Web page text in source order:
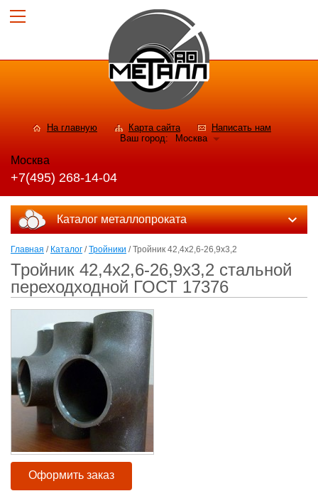
На главную Карта сайта
Написать нам
Ваш город:
Москва
Москва
+7(495) 268-14-04
Каталог металлопроката
Главная / Каталог /Тройники / Тройник 42,4x2,6-26,9x3,2
Тройник 42,4x2,6-26,9x3,2 стальной
переходходной ГОСТ 17376
Оформить заказ